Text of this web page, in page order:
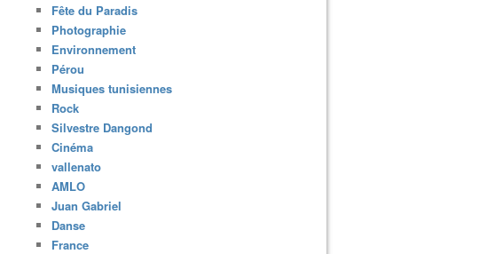
Fête du Paradis
Photographie
Environnement
Pérou
Musiques tunisiennes
Rock
Silvestre Dangond
Cinéma
vallenato
AMLO
Juan Gabriel
Danse
France